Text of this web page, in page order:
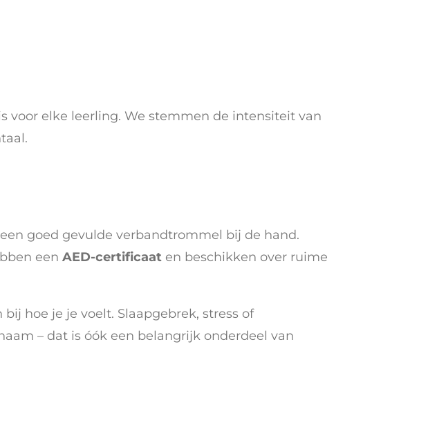
voor elke leerling. We stemmen de intensiteit van
goed gevulde verbandtrommel bij de hand.
een AED-certificaat en beschikken over ruime
hoe je je voelt. Slaapgebrek, stress of
– dat is óók een belangrijk onderdeel van